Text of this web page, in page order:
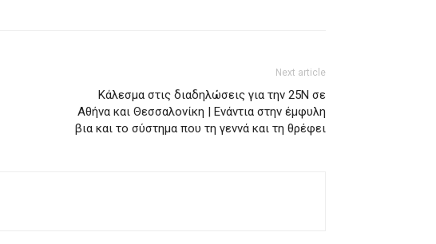
Next article
Κάλεσμα στις διαδηλώσεις για την 25Ν σε
Αθήνα και Θεσσαλονίκη | Ενάντια στην έμφυλη
βια και το σύστημα που τη γεννά και τη θρέφει